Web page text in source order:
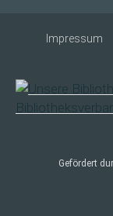
Impressum
Gefördert